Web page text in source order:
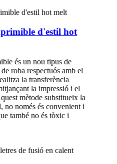
d'estil hot
és un nou tipus de
roba respectuós amb el
la transferència
la impressió i el
mètode substitueix la
no només és convenient i
també no és tòxic i